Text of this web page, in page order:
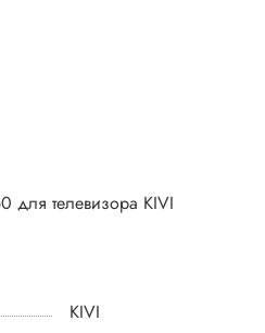
для телевизора KIVI
KIVI